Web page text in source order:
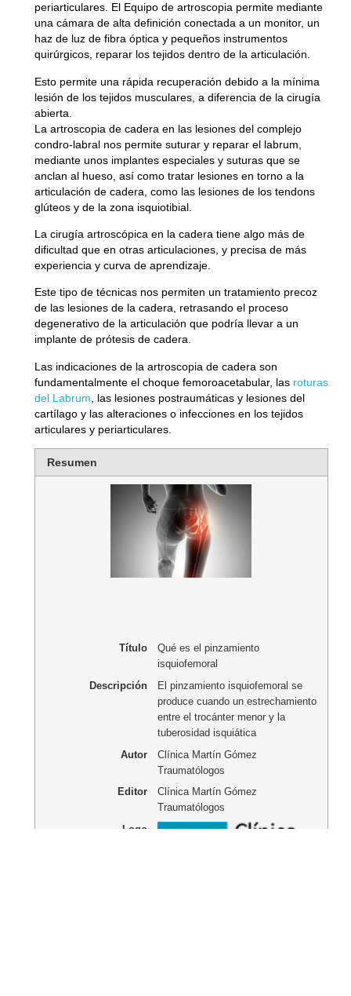
periarticulares. El Equipo de artroscopia permite mediante
una cámara de alta definición conectada a un monitor, un
haz de luz de fibra óptica y pequeños instrumentos
quirúrgicos, reparar los tejidos dentro de la articulación.
Esto permite una rápida recuperación debido a la mínima
lesión de los tejidos musculares, a diferencia de la cirugía
abierta.
La artroscopia de cadera en las lesiones del complejo
condro-labral nos permite suturar y reparar el labrum,
mediante unos implantes especiales y suturas que se
anclan al hueso, así como tratar lesiones en torno a la
articulación de cadera, como las lesiones de los tendons
glúteos y de la zona isquiotibial.
La cirugía artroscópica en la cadera tiene algo más de
dificultad que en otras articulaciones, y precisa de más
experiencia y curva de aprendizaje.
Este tipo de técnicas nos permiten un tratamiento precoz
de las lesiones de la cadera, retrasando el proceso
degenerativo de la articulación que podría llevar a un
implante de prótesis de cadera.
Las indicaciones de la artroscopia de cadera son
fundamentalmente el choque femoroacetabular, las roturas
del Labrum , las lesiones postraumáticas y lesiones del
cartílago y las alteraciones o infecciones en los tejidos
articulares y periarticulares.
Resumen
Título
Qué es el pinzamiento
isquiofemoral
Descripción
El pinzamiento isquiofemoral se
produce cuando un estrechamiento
entre el trocánter menor y la
tuberosidad isquiática
Autor
Clínica Martín Gómez
Traumatólogos
Editor
Clínica Martín Gómez
Traumatólogos
Logo